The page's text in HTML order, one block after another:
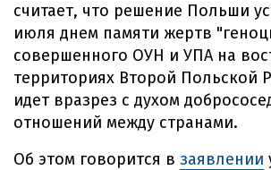
считает, что решение Польши
июля днем памяти жертв
совершенного ОУН и УПА на
территориях Второй Польской
идет вразрез с духом
отношений между странами.
Об этом говорится в заявлении